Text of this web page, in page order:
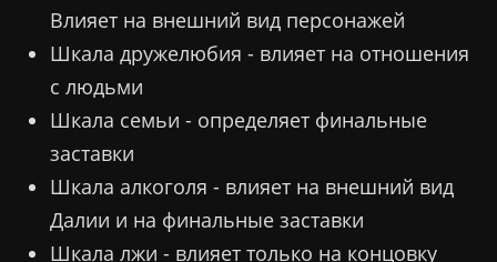
Влияет на внешний вид персонажей
Шкала дружелюбия - влияет на отношения
с людьми
Шкала семьи - определяет финальные
заставки
Шкала алкоголя - влияет на внешний вид
Далии и на финальные заставки
Шкала лжи - влияет только на концовку